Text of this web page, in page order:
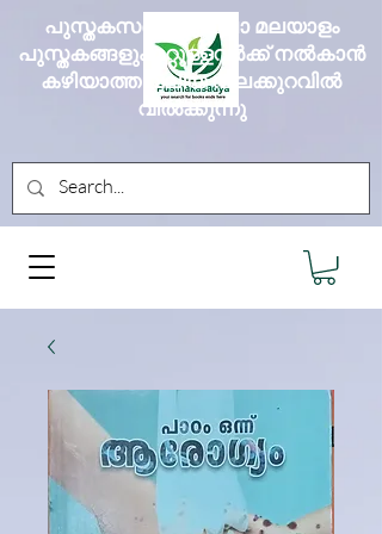
പുസ്തകസദ്യ എല്ലാ മലയാളം
പുസ്തകങ്ങളും മറ്റുള്ളവർക്ക് നൽകാൻ
കഴിയാത്ത വലിയ വിലക്കുറവിൽ
വിൽക്കുന്നു